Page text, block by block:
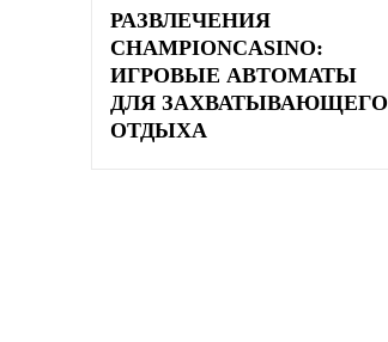
РАЗВЛЕЧЕНИЯ
CHAMPIONCASINO:
ИГРОВЫЕ АВТОМАТЫ
ДЛЯ ЗАХВАТЫВАЮЩЕГО
ОТДЫХА